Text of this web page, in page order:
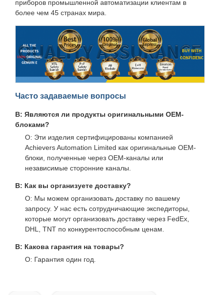
приборов промышленной автоматизации клиентам в
более чем 45 странах мира.
Часто задаваемые вопросы
В: Являются ли продукты оригинальными OEM-
блоками?
О: Эти изделия сертифицированы компанией
Achievers Automation Limited как оригинальные OEM-
блоки, полученные через OEM-каналы или
независимые сторонние каналы.
В: Как вы организуете доставку?
О: Мы можем организовать доставку по вашему
запросу. У нас есть сотрудничающие экспедиторы,
которые могут организовать доставку через FedEx,
DHL, TNT по конкурентоспособным ценам.
В: Какова гарантия на товары?
О: Гарантия один год.